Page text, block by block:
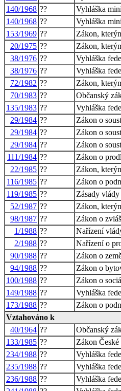
140/1968 ??
Vyhláška
140/1968 ??
Vyhláška
153/1969 ??
Zákon,
20/1975 ??
Zákon,
38/1976 ??
Vyhláška
38/1976 ??
Vyhláška
72/1982 ??
Zákon,
70/1983 ??
Občanský
135/1983 ??
Vyhláška
29/1984 ??
Zákon o
29/1984 ??
Zákon o
29/1984 ??
Zákon o
111/1984 ??
Zákon o
22/1985 ??
Zákon,
116/1985 ??
Zákon o
119/1985 ??
Zásady
52/1987 ??
Zákon,
98/1987 ??
Zákon o
1/1988 ??
Nařízení
2/1988 ??
Nařízení o
90/1988 ??
Zákon o
94/1988 ??
Zákon o
100/1988 ??
Zákon o
149/1988 ??
Vyhláška
173/1988 ??
Zákon o
Vztahováno k
40/1964 ??
Občanský
133/1985 ??
Zákon
234/1988 ??
Vyhláška
235/1988 ??
Vyhláška
236/1988 ??
Vyhláška